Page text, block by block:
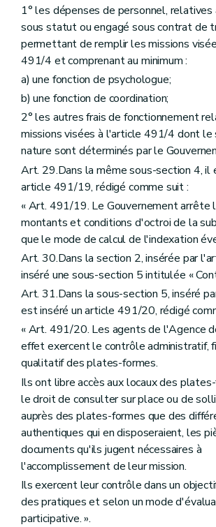
1° les dépenses de personnel, relatives
sous statut ou engagé sous contrat de
permettant de remplir les missions
491/4 et comprenant au minimum :
a) une fonction de psychologue;
b) une fonction de coordination;
2° les autres frais de fonctionnement
missions visées à l'article 491/4 dont le
nature sont déterminés par le
Art. 29.Dans la même sous-section 4, il
article 491/19, rédigé comme suit :
« Art. 491/19. Le Gouvernement arrête
montants et conditions d'octroi de la
que le mode de calcul de l'indexation
Art. 30.Dans la section 2, insérée par
inséré une sous-section 5 intitulée «
Art. 31.Dans la sous-section 5, inséré
est inséré un article 491/20, rédigé
« Art. 491/20. Les agents de l'Agence
effet exercent le contrôle administratif,
qualitatif des plates-formes.
Ils ont libre accès aux locaux des
le droit de consulter sur place ou de
auprès des plates-formes que des
authentiques qui en disposeraient, les
documents qu'ils jugent nécessaires à
l'accomplissement de leur mission.
Ils exercent leur contrôle dans un
des pratiques et selon un mode
participative. ».